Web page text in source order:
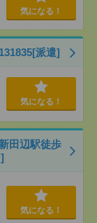
気になる！
派遣]
気になる！
田辺駅徒歩
気になる！